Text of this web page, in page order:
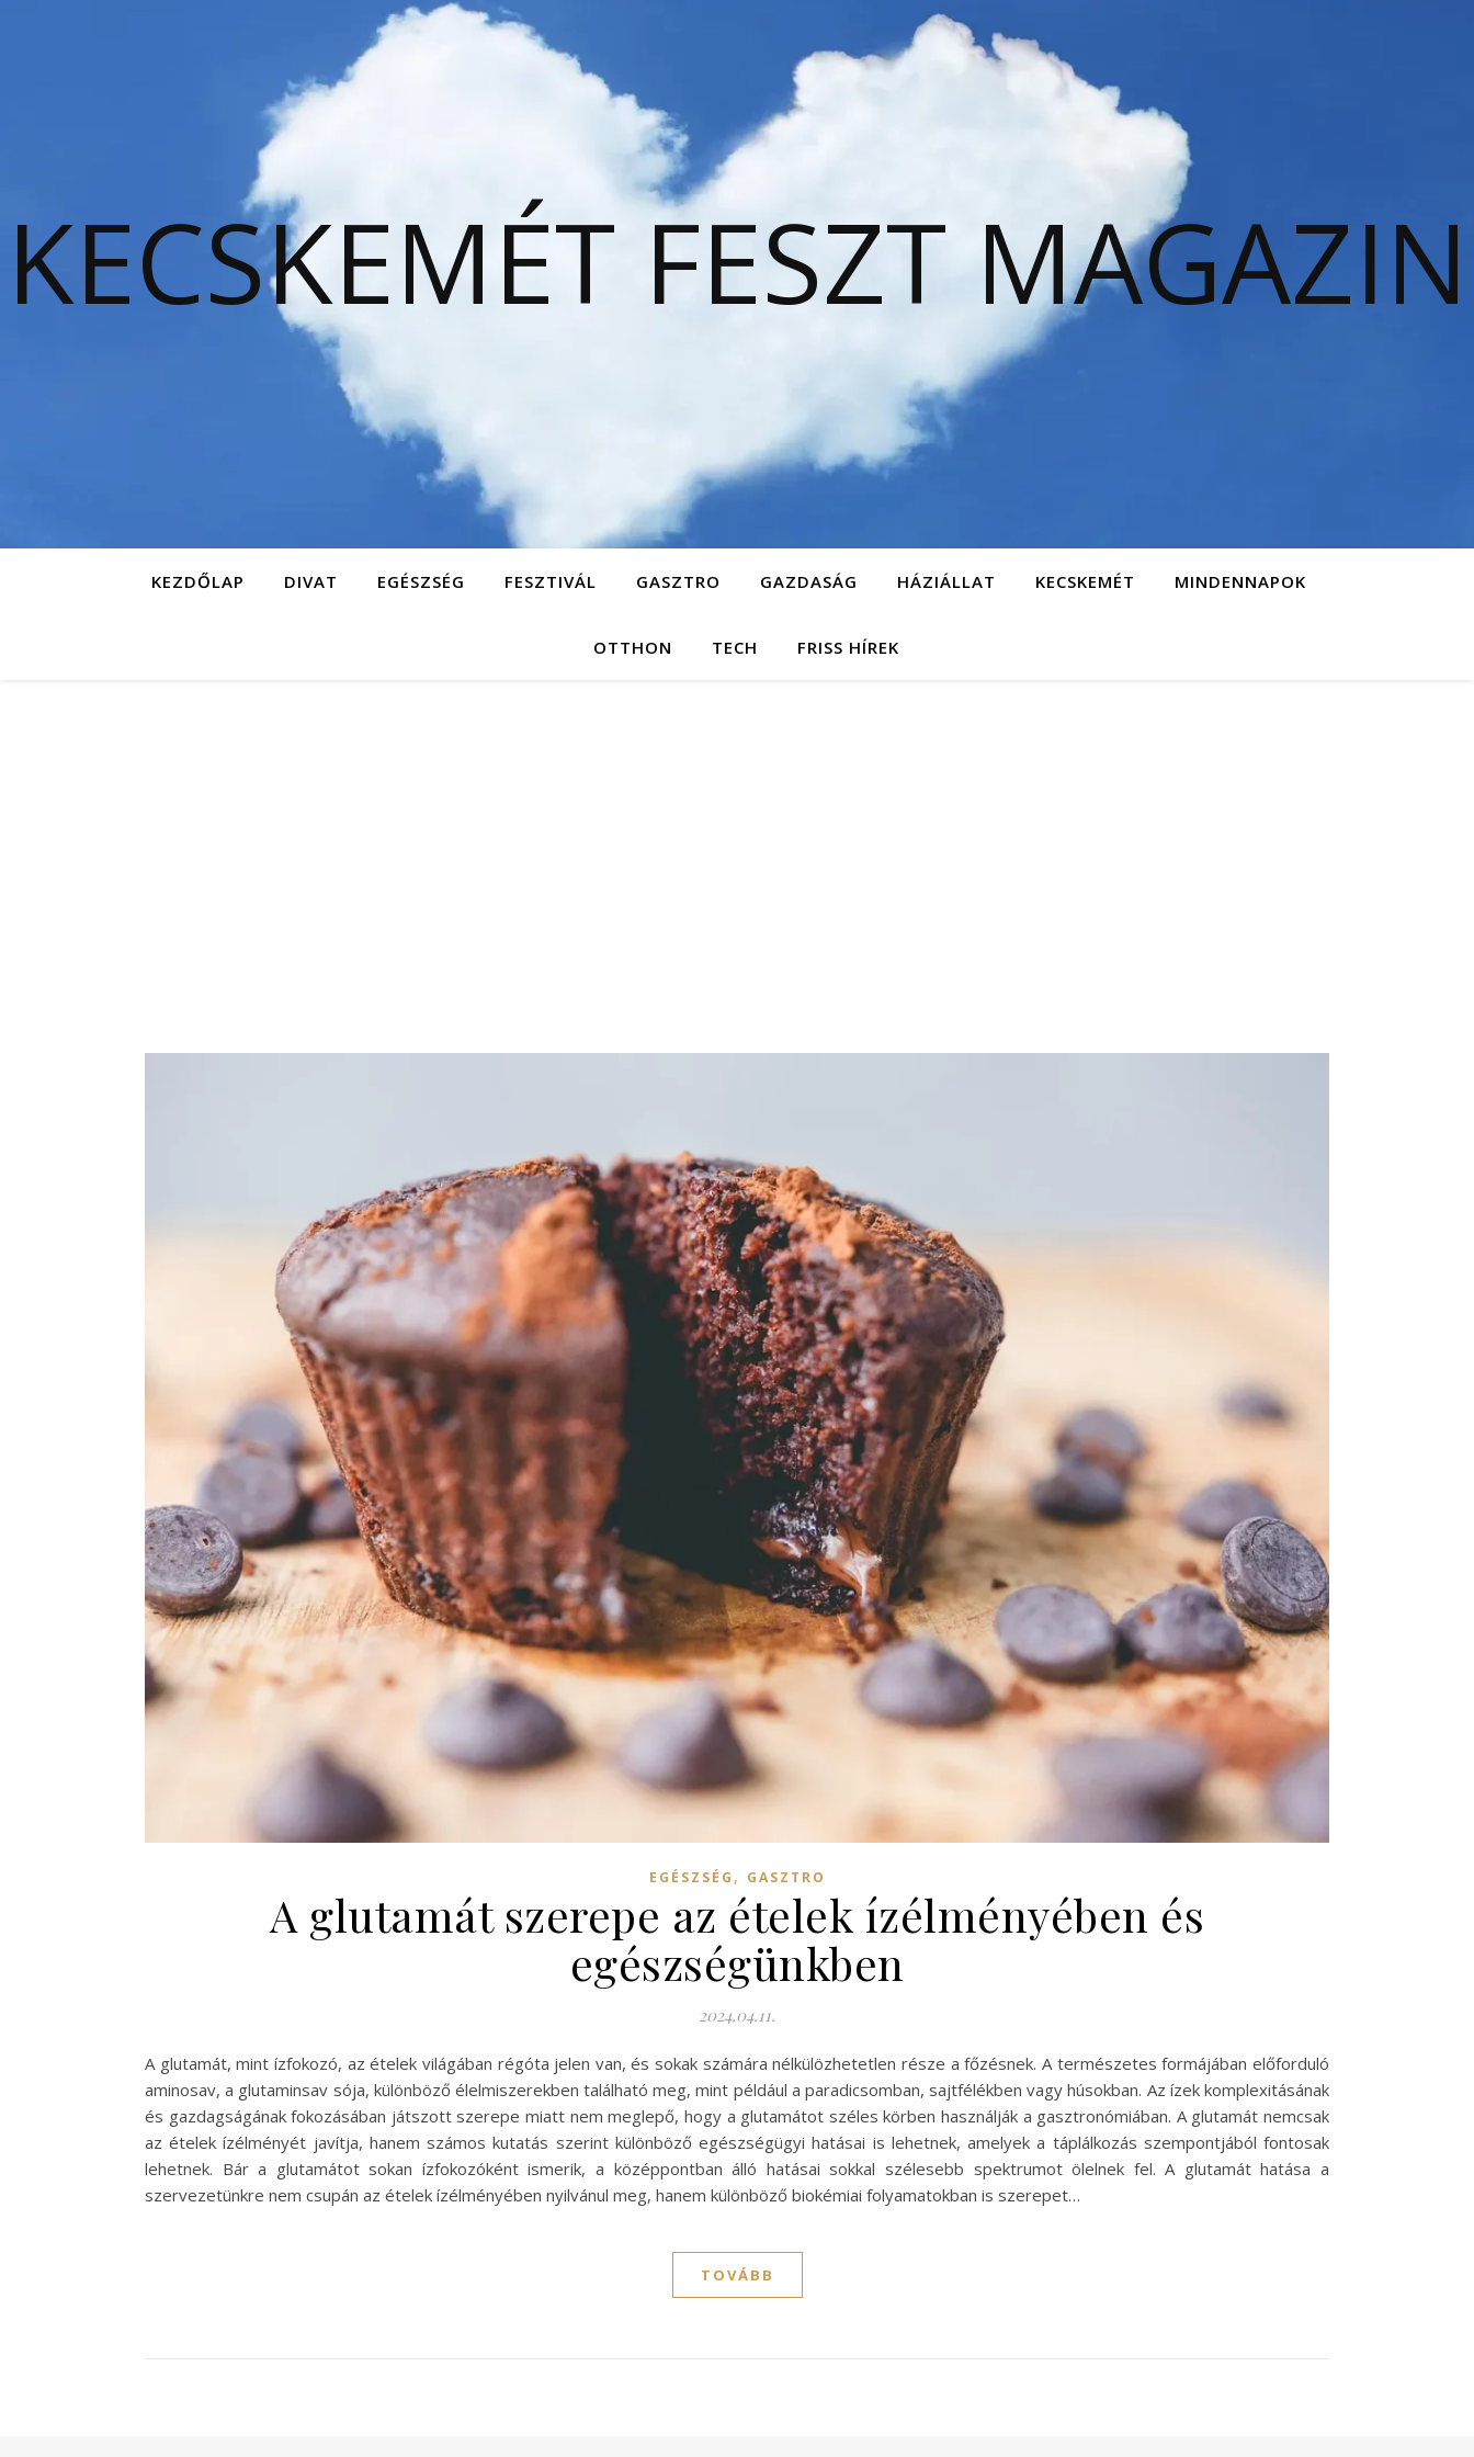
KECSKEMÉT FESZT MAGAZIN
KEZDŐLAP DIVAT EGÉSZSÉG FESZTIVÁL GASZTRO GAZDASÁG HÁZIÁLLAT KECSKEMÉT MINDENNAPOK
OTTHON TECH FRISS HÍREK
EGÉSZSÉG , GASZTRO
A glutamát szerepe az ételek ízélményében és
egészségünkben
2024.04.11.
A glutamát, mint ízfokozó, az ételek világában régóta jelen van, és sokak számára nélkülözhetetlen része a főzésnek. A természetes formájában előforduló
aminosav, a glutaminsav sója, különböző élelmiszerekben található meg, mint például a paradicsomban, sajtfélékben vagy húsokban. Az ízek komplexitásának
és gazdagságának fokozásában játszott szerepe miatt nem meglepő, hogy a glutamátot széles körben használják a gasztronómiában. A glutamát nemcsak
az ételek ízélményét javítja, hanem számos kutatás szerint különböző egészségügyi hatásai is lehetnek, amelyek a táplálkozás szempontjából fontosak
lehetnek. Bár a glutamátot sokan ízfokozóként ismerik, a középpontban álló hatásai sokkal szélesebb spektrumot ölelnek fel. A glutamát hatása a
szervezetünkre nem csupán az ételek ízélményében nyilvánul meg, hanem különböző biokémiai folyamatokban is szerepet…
TOVÁBB